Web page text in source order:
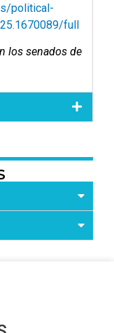
political-
full
los senados de